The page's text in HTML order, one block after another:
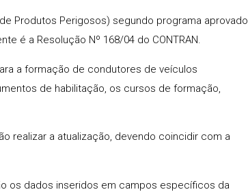
Produtos Perigosos) segundo programa aprovado
é a Resolução Nº 168/04 do CONTRAN.
a formação de condutores de veículos
de habilitação, os cursos de formação,
realizar a atualização, devendo coincidir com a
os dados inseridos em campos específicos da